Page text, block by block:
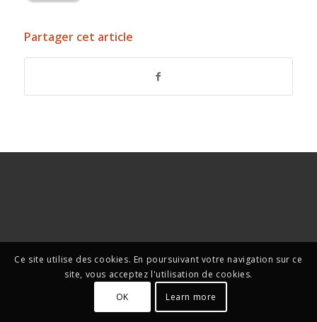
Partager cet article
Ce site utilise des cookies. En poursuivant votre navigation sur ce
site, vous acceptez l'utilisation de cookies.
OK
Learn more